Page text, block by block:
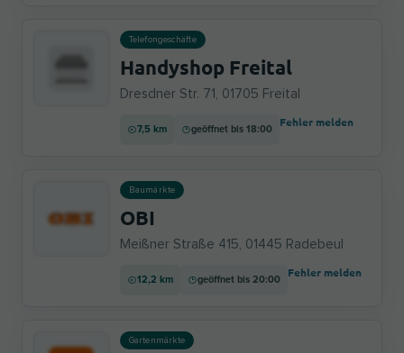
Telefongeschäfte
Handyshop Freital
Dresdner Str. 71, 01705 Freital
7,5 km geöffnet bis 18:00
Fehler melden
Baumärkte
OBI
Meißner Straße 415, 01445 Radebeul
12,2 km geöffnet bis 20:00
Fehler melden
Gartenmärkte